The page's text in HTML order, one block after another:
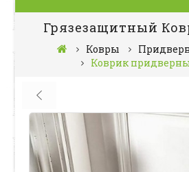
Грязезащитный
Ковры
Коврик